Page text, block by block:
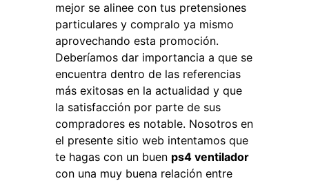
mejor se alinee con tus pretensiones
particulares y compralo ya mismo
aprovechando esta promoción.
Deberíamos dar importancia a que se
encuentra dentro de las referencias
más exitosas en la actualidad y que
la satisfacción por parte de sus
compradores es notable. Nosotros en
el presente sitio web intentamos que
te hagas con un buen ps4 ventilador
con una muy buena relación entre